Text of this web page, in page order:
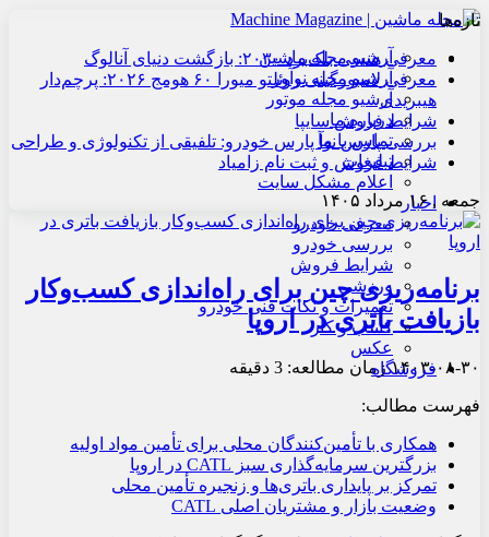
آرشیو مجله ماشین
آرشیو مجله نوآور
آرشیو مجله موتور
درباره ما
تماس با ما
تبلیغات
اعلام مشکل سایت
اخبار
معرفی خودرو
بررسی خودرو
شرایط فروش
ورزشی
تعمیرات و نکات فنی خودرو
کسب و کار
عکس
فروشگاه
تازه‌ها
معرفی هنسی بلک‌برد ۲۰۳۰: بازگشت دنیای آنالوگ
معرفی لامبورگینی روئلتو میورا ۶۰ هومج ۲۰۲۶: پرچم‌دار
هیبریدی
شرایط فروش سایپا
بررسی پارس نوآ پارس خودرو: تلفیقی از تکنولوژی و طراحی
شرایط فروش و ثبت نام زامیاد
جمعه , ۱۶ مرداد ۱۴۰۵
برنامه‌ریزی چین برای راه‌اندازی کسب‌وکار
بازیافت باتری در اروپا
۱۴۰۳-۰۸-۳۰زمان مطالعه: 3 دقیقه
فهرست مطالب:
همکاری با تأمین‌کنندگان محلی برای تأمین مواد اولیه
بزرگترین سرمایه‌گذاری سبز CATL در اروپا
تمرکز بر پایداری باتری‌ها و زنجیره تأمین محلی
وضعیت بازار و مشتریان اصلی CATL